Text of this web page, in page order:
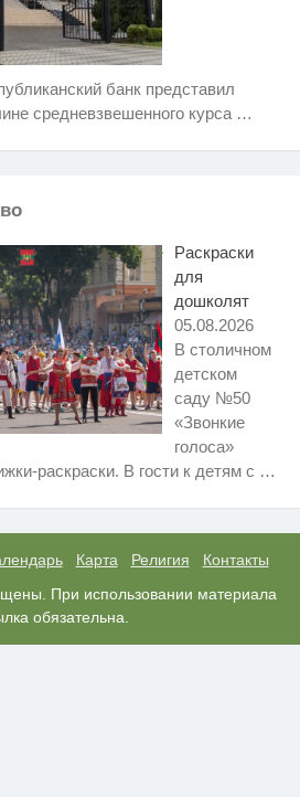
банк представил
средневзвешенного курса …
Раскраски
для
дошколят
05.08.2026
В столичном
детском
саду №50
«Звонкие
голоса»
раскраски. В гости к детям с …
Карта Религия
Контакты
При использовании материала
обязательна.
i
оставит вас
это видео
вы будете
вытворяют,
i
отожгла! Видео